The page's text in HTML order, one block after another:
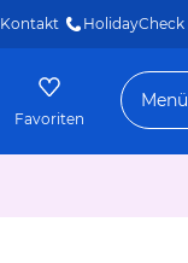
Kontakt HolidayCheck
Favoriten
Menü